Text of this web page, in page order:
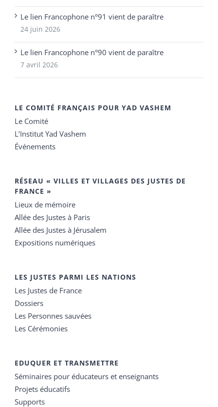
Le lien Francophone n°91 vient de paraître
24 juin 2026
Le lien Francophone n°90 vient de paraître
7 avril 2026
LE COMITÉ FRANÇAIS POUR YAD VASHEM
Le Comité
L’Institut Yad Vashem
Événements
RÉSEAU « VILLES ET VILLAGES DES JUSTES DE
FRANCE »
Lieux de mémoire
Allée des Justes à Paris
Allée des Justes à Jérusalem
Expositions numériques
LES JUSTES PARMI LES NATIONS
Les Justes de France
Dossiers
Les Personnes sauvées
Les Cérémonies
EDUQUER ET TRANSMETTRE
Séminaires pour éducateurs et enseignants
Projets éducatifs
Supports